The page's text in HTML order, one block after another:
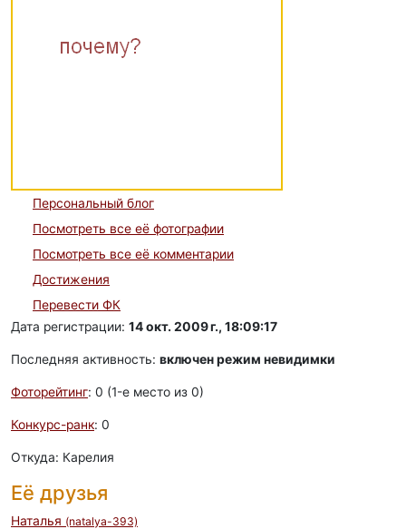
Персональный блог
Посмотреть все её фотографии
Посмотреть все её комментарии
Достижения
Перевести ФК
Дата регистрации: 14 окт. 2009 г., 18:09:17
Последняя активность: включен режим невидимки
Фоторейтинг: 0 (1-e место из 0)
Конкурс-ранк: 0
Откуда: Карелия
Её друзья
Наталья (natalya-393)